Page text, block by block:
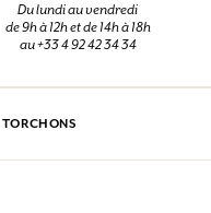
Du lundi au vendredi
de 9h à 12h et de 14h à 18h
au +33 4 92 42 34 34
TORCHONS